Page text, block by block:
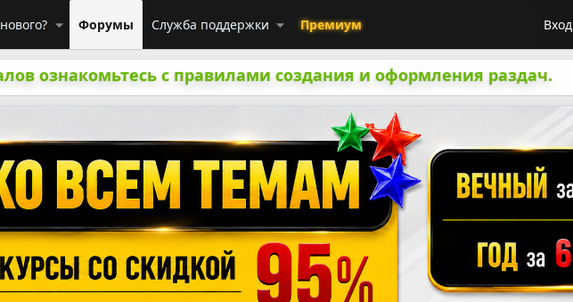
Форумы Служба поддержки Премиум Вход
ознакомьтесь с правилами создания и оформления раздач.